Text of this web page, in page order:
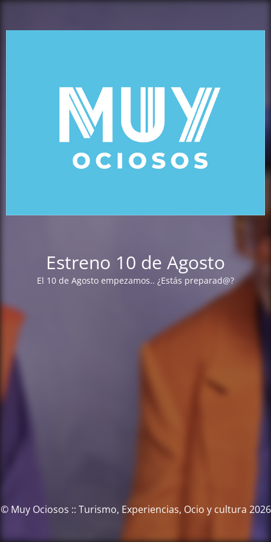
Estreno 10 de Agosto
El 10 de Agosto empezamos.. ¿Estás preparad@?
© Muy Ociosos :: Turismo, Experiencias, Ocio y cultura 2026